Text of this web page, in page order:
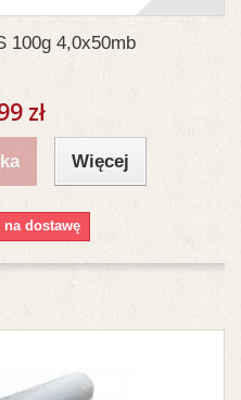
100g 4,0x50mb
zł
Więcej
dostawę